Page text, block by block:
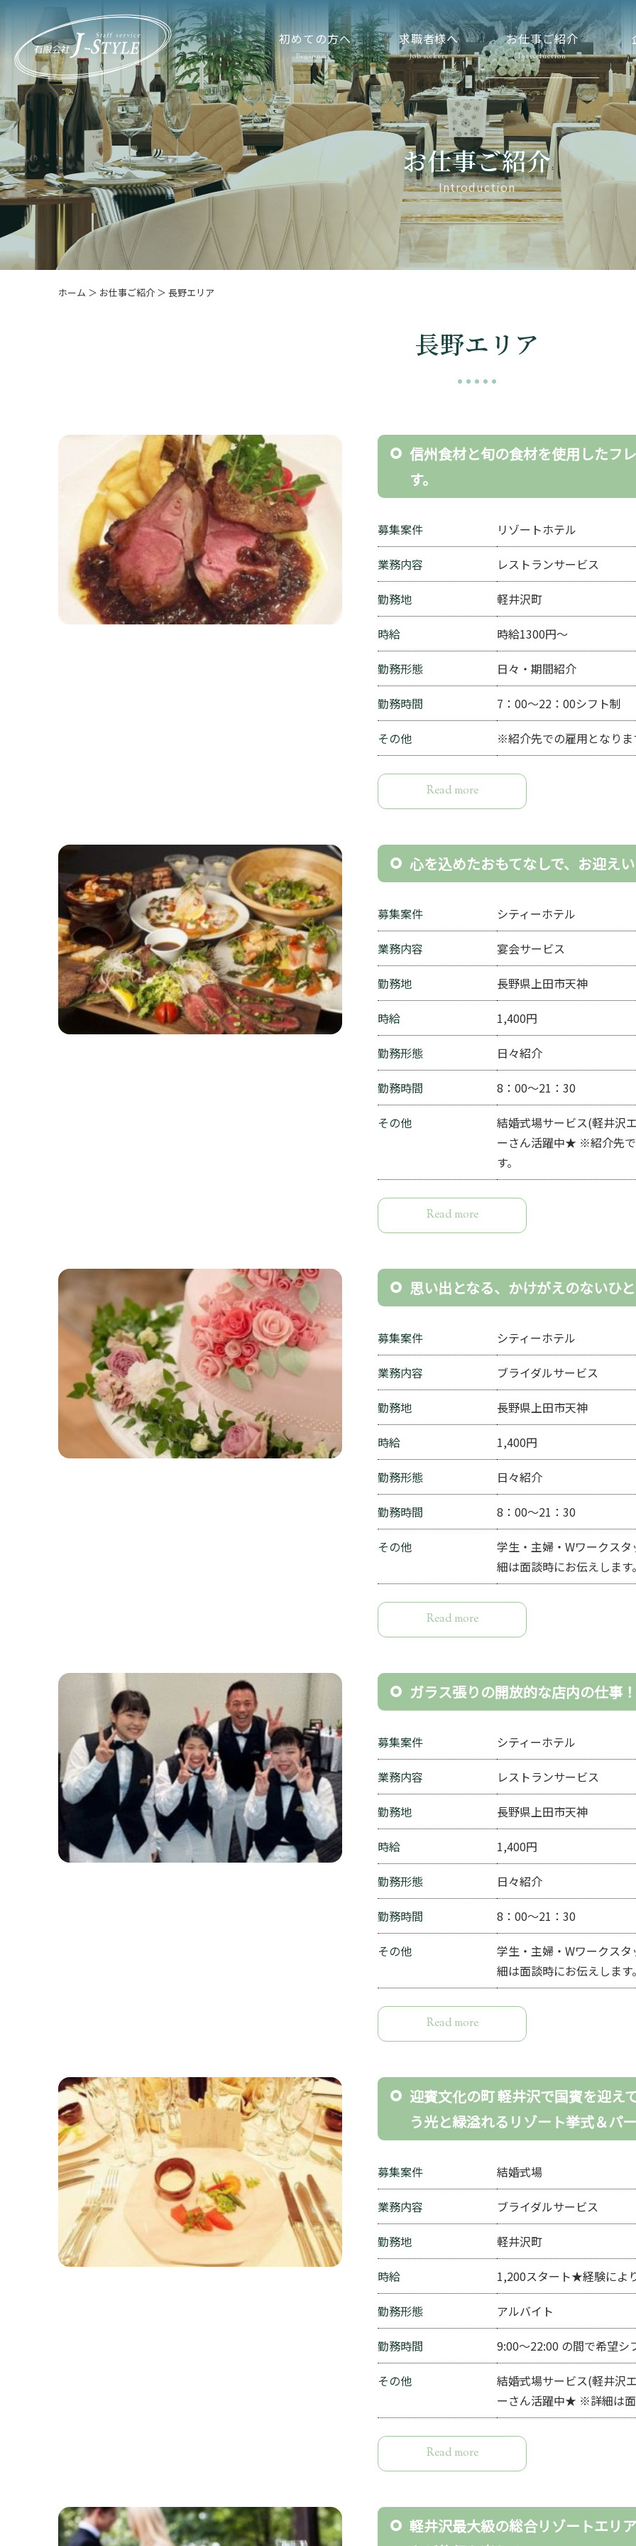
初めての方へ
Beginner’s
求職者様へ
Job seekers
お仕事ご紹介
Introduction
お仕事ご紹介
Introduction
ホーム ＞ お仕事ご紹介 ＞ 長野エリア
長野エリア
信州食材と旬の食材を使用したフ
す。
募集案件 リゾートホテル
業務内容 レストランサービス
勤務地 軽井沢町
時給 時給1300円～
勤務形態 日々・期間紹介
勤務時間 7：00～22：00シフト制
その他 ※紹介先での雇用となり
Read more
心を込めたおもてなしで、お迎え
募集案件 シティーホテル
業務内容 宴会サービス
勤務地 長野県上田市天神
時給 1,400円
勤務形態 日々紹介
勤務時間 8：00～21：30
その他
結婚式場サービス(軽井沢
ーさん活躍中★ ※紹介先
す。
Read more
思い出となる、かけがえのないひ
募集案件 シティーホテル
業務内容 ブライダルサービス
勤務地 長野県上田市天神
時給 1,400円
勤務形態 日々紹介
勤務時間 8：00～21：30
その他
学生・主婦・Wワークス
細は面談時にお伝えします
Read more
ガラス張りの開放的な店内の仕事！
募集案件 シティーホテル
業務内容 レストランサービス
勤務地 長野県上田市天神
時給 1,400円
勤務形態 日々紹介
勤務時間 8：00～21：30
その他
学生・主婦・Wワークス
細は面談時にお伝えします
Read more
迎賓文化の町 軽井沢で国賓を迎え
う光と緑溢れるリゾート挙式＆パ
募集案件 結婚式場
業務内容 ブライダルサービス
勤務地 軽井沢町
時給 1,200スタート★経験によ
勤務形態 アルバイト
勤務時間 9:00～22:00 の間で希望
その他
結婚式場サービス(軽井沢
ーさん活躍中★ ※詳細は
Read more
軽井沢最大級の総合リゾートエリ